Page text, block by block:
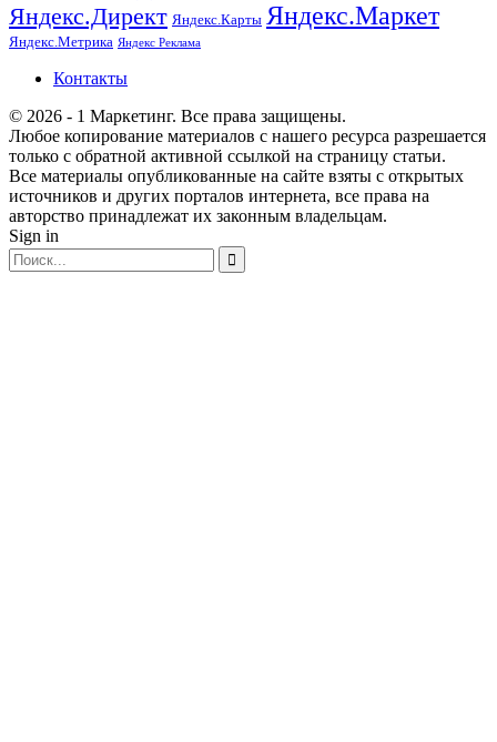
Яндекс.Директ Яндекс.Карты Яндекс.Маркет
Яндекс.Метрика Яндекс Реклама
Контакты
© 2026 - 1 Маркетинг. Все права защищены.
Любое копирование материалов с нашего ресурса разрешается
только с обратной активной ссылкой на страницу статьи.
Все материалы опубликованные на сайте взяты с открытых
источников и других порталов интернета, все права на
авторство принадлежат их законным владельцам.
Sign in